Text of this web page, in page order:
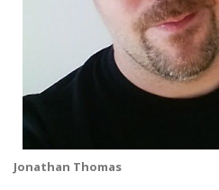
Jonathan Thomas